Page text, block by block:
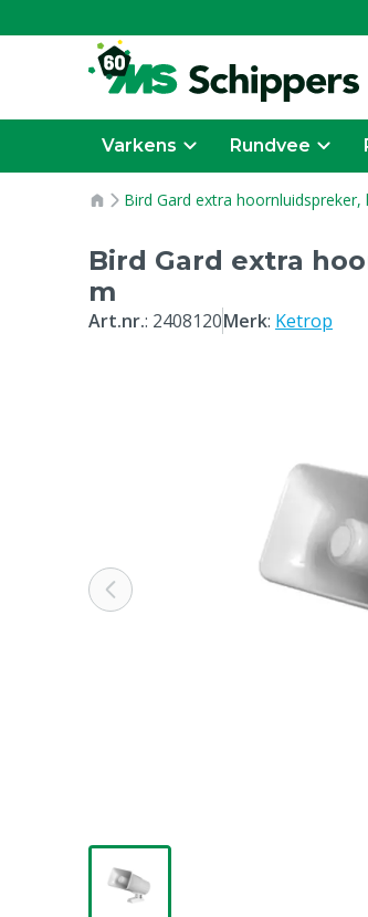
Varkens Rundvee
Bird Gard extra hoornluidspreker,
Bird Gard extra
m
Art.nr.: 2408120Merk: Ketrop